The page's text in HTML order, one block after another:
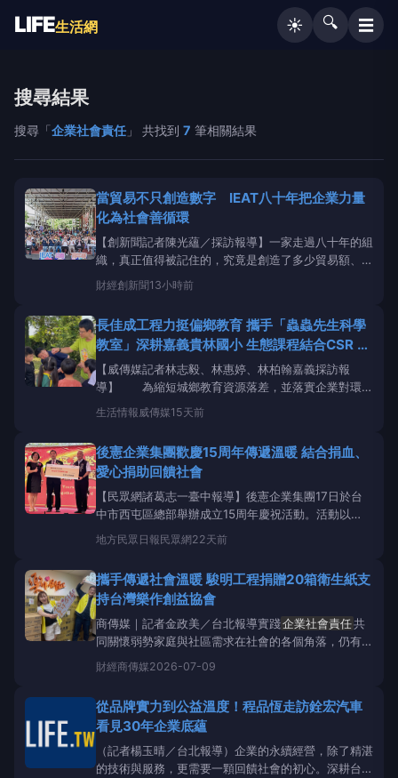
LIFE生活網 ☀️ 🔍 ☰
搜尋結果
搜尋「企業社會責任」 共找到 7 筆相關結果
當貿易不只創造數字 IEAT八十年把企業力量
化為社會善循環
【創新聞記者陳光蘊／採訪報導】一家走過八十年的組
織，真正值得被記住的，究竟是創造了多少貿易額、串
聯多少企業、促成多少國際商機，還是當它擁有足夠的
力量之後，願意把多少力量重新交還給社會？我始終認
氣好的時候創造多少產值，更要看它如何理解自己與社
會之間的關係
財經創新聞 13小時前
長佳成工程力挺偏鄉教育 攜手「蟲蟲先生科學
教室」深耕嘉義貴林國小 生態課程結合CSR 展
現企業ESG永續社會責任新標竿
【威傳媒記者林志毅、林惠婷、林柏翰嘉義採訪報
導】 為縮短城鄉教育資源落差，並落實企業對環境
保護與社會共好的承諾，長期關注偏鄉教育的長佳成工
程，今年再度展現
企業社會責任
縣布袋鎮貴林國小，為全校學童帶來為期一天的深度生
態探索課
生活情報威傳媒15天前
後憲企業集團歡慶15周年傳遞溫暖 結合捐血、
愛心捐助回饋社會
【民眾網諸葛志一臺中報導】後憲企業集團17日於台
中市西屯區總部舉辦成立15周年慶祝活動。活動以
「企業成長、公益同行」為主軸，將愛心捐血、公益捐
助、防災宣導、全民國防及人才招募等多項主題融為一
分展現後憲企業深耕地方、落實企業社會責任的具體
行動。
地方民眾日報民眾網22天前
攜手傳遞社會溫暖 駿明工程捐贈20箱衛生紙支
持台灣樂作創益協會
商傳媒｜記者金政美／台北報導實踐企業社會責任共
同關懷弱勢家庭與社區需求在社會的各個角落，仍有許
多弱勢家庭及需要關懷的族群面臨生活挑戰。為善盡
企業社會責任
過實際行動支持公益服務，期盼為有需要的家庭與服
財經商傳媒2026-07-09
從品牌實力到公益溫度！程品恆走訪銓宏汽車
看見30年企業底蘊
（記者楊玉晴／台北報導）企業的永續經營，除了精湛
的技術與服務，更需要一顆回饋社會的初心。深耕台灣